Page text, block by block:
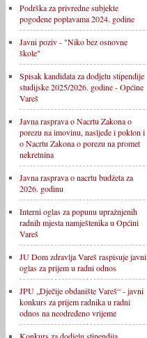
Podrška za privredne subjekte
pogođene poplavama 2024. godine
Javni poziv - "Niko bez osnovne
škole"
Spisak kandidata za dodjelu stipendije
studijske 2025/2026. godine - Općine
Vareš
Javna rasprava o Nacrtu Zakona o
porezu na imovinu, nasljeđe i poklon i
o Nacrtu Zakona o porezu na promet
nekretnina
Javna rasprava o nacrtu budžeta za
2026. godinu
Interni oglas za popunu upražnjenih
radnih mjesta namještenika u Općini
Vareš
JU Dom zdravlja Vareš raspisuje javni
oglas za prijem u radni odnos
JPU „Dječije obdanište Vareš“ - javni
konkurs za prijem radnika u radni
odnos na neodređeno vrijeme